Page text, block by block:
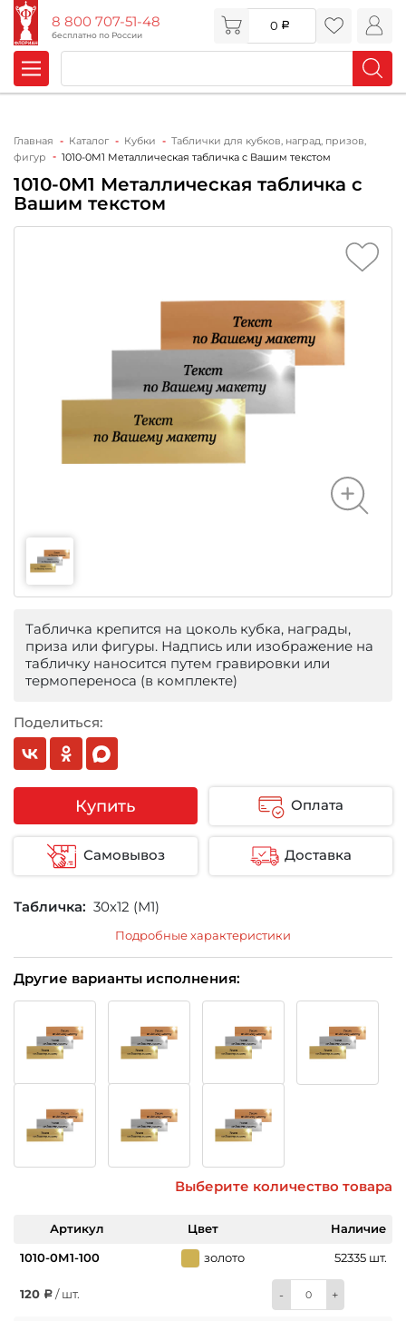
8 800 707-51-48
бесплатно по России
0
Главная Каталог Кубки
Таблички для кубков, наград, призов,
фигур
1010-0М1 Металлическая табличка c Вашим текстом
1010-0М1 Металлическая табличка c
Вашим текстом
Табличка крепится на цоколь кубка, награды,
приза или фигуры. Надпись или изображение на
табличку наносится путем гравировки или
термопереноса (в комплекте)
Поделиться:
Купить Оплата
Самовывоз Доставка
Табличка: 30х12 (М1)
Подробные характеристики
Другие варианты исполнения:
Выберите количество товара
Артикул Цвет Наличие
1010-0М1-100 золото 52335 шт.
120 / шт. - +